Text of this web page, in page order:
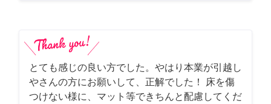
とても感じの良い方でした。やはり本業が引越し
やさんの方にお願いして、正解でした！ 床を傷
つけない様に、マット等できちんと配慮してくだ